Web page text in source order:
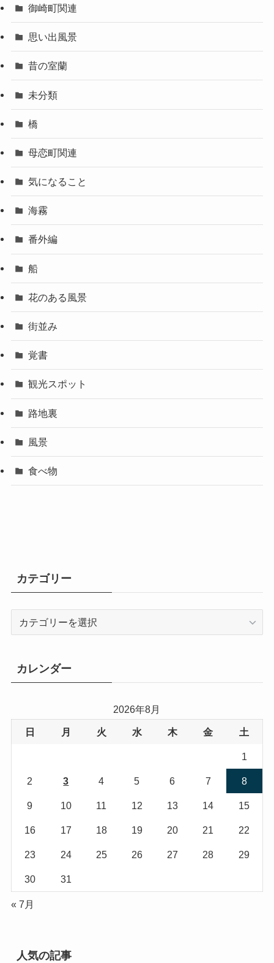
御崎町関連
思い出風景
昔の室蘭
未分類
橋
母恋町関連
気になること
海霧
番外編
船
花のある風景
街並み
覚書
観光スポット
路地裏
風景
食べ物
カテゴリー
ー
カレンダー
2026年8月
日 月 火 水 木 金 土
1
2 3 4 5 6 7 8
9 10 11 12 13 14 15
16 17 18 19 20 21 22
23 24 25 26 27 28 29
30 31
« 7月
人気の記事